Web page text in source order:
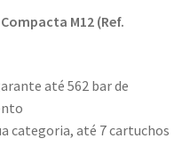
M12 (Ref.
até 562 bar de
categoria, até 7 cartuchos